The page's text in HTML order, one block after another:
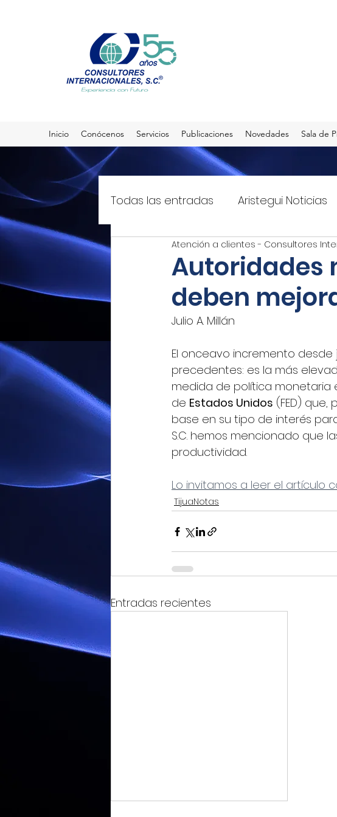
Inicio Conócenos Servicios Publicaciones Novedades Sala de
Todas las entradas Aristegui Noticias
El Sol de México T21mx Imagen
Mexicoxport Enfoque Noticias -
CNEC Revista Consultoría La
Siempre! Presencia de México
El Siglo de Durango QUADRATIN
Revista Industria Digital Concamin
Autoridades
deben
Atención a clientes - Consultores
Julio A. Millán
El onceavo incremento
precedentes: es la más
medida de política monetaria
de Estados Unidos (FED)
base en su tipo de interés
S.C. hemos mencionado que
productividad.
Lo invitamos a leer el artículo
TijuaNotas
Entradas recientes